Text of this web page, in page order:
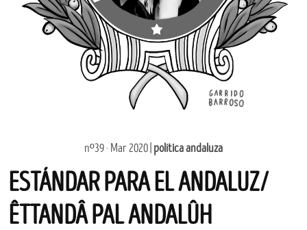
nº39 · Mar 2020 | política andaluza
ESTÁNDAR PARA EL ANDALUZ/
ÊTTANDÂ PAL ANDALÛH